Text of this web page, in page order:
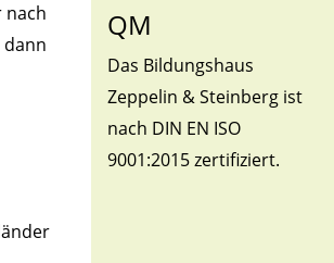
nach
dann
QM
Das Bildungshaus
Zeppelin & Steinberg ist
nach DIN EN ISO
9001:2015 zertifiziert.